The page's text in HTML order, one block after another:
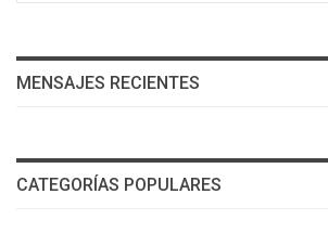
MENSAJES RECIENTES
CATEGORÍAS POPULARES